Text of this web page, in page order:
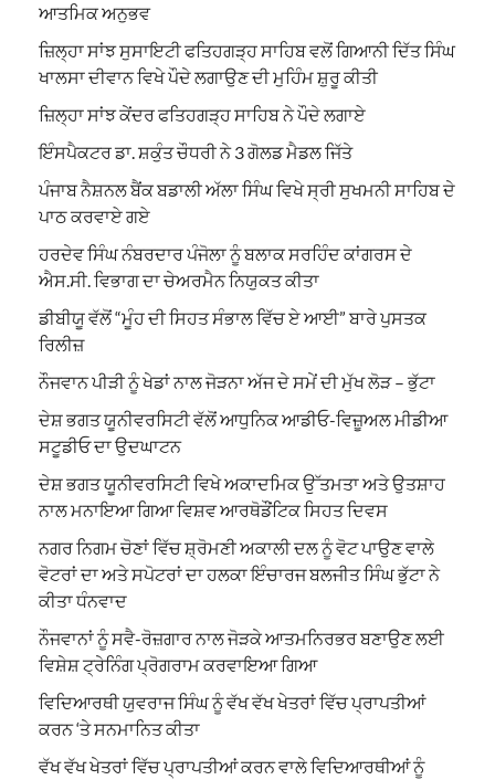
ਆਤਮਿਕ ਅਨੁਭਵ
ਜ਼ਿਲ੍ਹਾ ਸਾਂਝ ਸੁਸਾਇਟੀ ਫਤਿਹਗੜ੍ਹ ਸਾਹਿਬ ਵਲੋਂ ਗਿਆਨੀ ਦਿੱਤ ਸਿੰਘ
ਖਾਲਸਾ ਦੀਵਾਨ ਵਿਖੇ ਪੌਦੇ ਲਗਾਉਣ ਦੀ ਮੁਹਿੰਮ ਸ਼ੁਰੂ ਕੀਤੀ
ਜ਼ਿਲ੍ਹਾ ਸਾਂਝ ਕੇਂਦਰ ਫਤਿਹਗੜ੍ਹ ਸਾਹਿਬ ਨੇ ਪੌਦੇ ਲਗਾਏ
ਇੰਸਪੈਕਟਰ ਡਾ. ਸ਼ਕੁੰਤ ਚੌਧਰੀ ਨੇ 3 ਗੋਲਡ ਮੈਡਲ ਜਿੱਤੇ
ਪੰਜਾਬ ਨੈਸ਼ਨਲ ਬੈਂਕ ਬਡਾਲੀ ਅੱਲਾ ਸਿੰਘ ਵਿਖੇ ਸ੍ਰੀ ਸੁਖਮਨੀ ਸਾਹਿਬ ਦੇ
ਪਾਠ ਕਰਵਾਏ ਗਏ
ਹਰਦੇਵ ਸਿੰਘ ਨੰਬਰਦਾਰ ਪੰਜੋਲਾ ਨੂੰ ਬਲਾਕ ਸਰਹਿੰਦ ਕਾਂਗਰਸ ਦੇ
ਐਸ.ਸੀ. ਵਿਭਾਗ ਦਾ ਚੇਅਰਮੈਨ ਨਿਯੁਕਤ ਕੀਤਾ
ਡੀਬੀਯੂ ਵੱਲੋਂ “ਮੂੰਹ ਦੀ ਸਿਹਤ ਸੰਭਾਲ ਵਿੱਚ ਏ ਆਈ” ਬਾਰੇ ਪੁਸਤਕ
ਰਿਲੀਜ਼
ਨੌਜਵਾਨ ਪੀੜੀ ਨੂੰ ਖੇਡਾਂ ਨਾਲ ਜੋੜਨਾ ਅੱਜ ਦੇ ਸਮੇਂ ਦੀ ਮੁੱਖ ਲੋੜ – ਭੁੱਟਾ
ਦੇਸ਼ ਭਗਤ ਯੂਨੀਵਰਸਿਟੀ ਵੱਲੋਂ ਆਧੁਨਿਕ ਆਡੀਓ-ਵਿਜ਼ੂਅਲ ਮੀਡੀਆ
ਸਟੂਡੀਓ ਦਾ ਉਦਘਾਟਨ
ਦੇਸ਼ ਭਗਤ ਯੂਨੀਵਰਸਿਟੀ ਵਿਖੇ ਅਕਾਦਮਿਕ ਉੱਤਮਤਾ ਅਤੇ ਉਤਸ਼ਾਹ
ਨਾਲ ਮਨਾਇਆ ਗਿਆ ਵਿਸ਼ਵ ਆਰਥੋਡੌਂਟਿਕ ਸਿਹਤ ਦਿਵਸ
ਨਗਰ ਨਿਗਮ ਚੋਣਾਂ ਵਿੱਚ ਸ਼੍ਰੋਮਣੀ ਅਕਾਲੀ ਦਲ ਨੂੰ ਵੋਟ ਪਾਉਣ ਵਾਲੇ
ਵੋਟਰਾਂ ਦਾ ਅਤੇ ਸਪੋਟਰਾਂ ਦਾ ਹਲਕਾ ਇੰਚਾਰਜ ਬਲਜੀਤ ਸਿੰਘ ਭੁੱਟਾ ਨੇ
ਕੀਤਾ ਧੰਨਵਾਦ
ਨੌਜਵਾਨਾਂ ਨੂੰ ਸਵੈ-ਰੋਜ਼ਗਾਰ ਨਾਲ ਜੋੜਕੇ ਆਤਮਨਿਰਭਰ ਬਣਾਉਣ ਲਈ
ਵਿਸ਼ੇਸ਼ ਟ੍ਰੇਨਿੰਗ ਪ੍ਰੋਗਰਾਮ ਕਰਵਾਇਆ ਗਿਆ
ਵਿਦਿਆਰਥੀ ਯੁਵਰਾਜ ਸਿੰਘ ਨੂੰ ਵੱਖ ਵੱਖ ਖੇਤਰਾਂ ਵਿੱਚ ਪ੍ਰਾਪਤੀਆਂ
ਕਰਨ ‘ਤੇ ਸਨਮਾਨਿਤ ਕੀਤਾ
ਵੱਖ ਵੱਖ ਖੇਤਰਾਂ ਵਿੱਚ ਪ੍ਰਾਪਤੀਆਂ ਕਰਨ ਵਾਲੇ ਵਿਦਿਆਰਥੀਆਂ ਨੂੰ